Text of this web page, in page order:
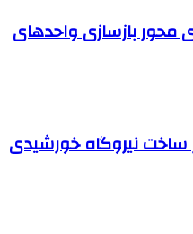
محور بازسازی واحدهای
نیروگاه خورشیدی